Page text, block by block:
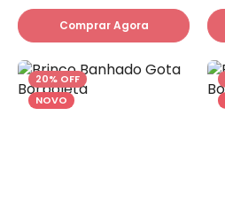
Comprar Agora
20% OFF
NOVO